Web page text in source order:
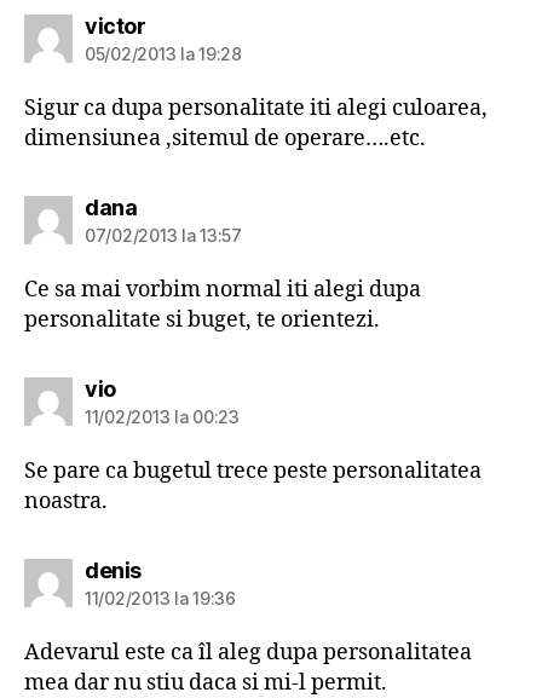
victorspune:
05/02/2013 la 19:28
Sigur ca dupa personalitate iti alegi culoarea,
dimensiunea ,sitemul de operare….etc.
danaspune:
07/02/2013 la 13:57
Ce sa mai vorbim normal iti alegi dupa
personalitate si buget, te orientezi.
viospune:
11/02/2013 la 00:23
Se pare ca bugetul trece peste personalitatea
noastra.
denisspune:
11/02/2013 la 19:36
Adevarul este ca îl aleg dupa personalitatea
mea dar nu stiu daca si mi-l permit.